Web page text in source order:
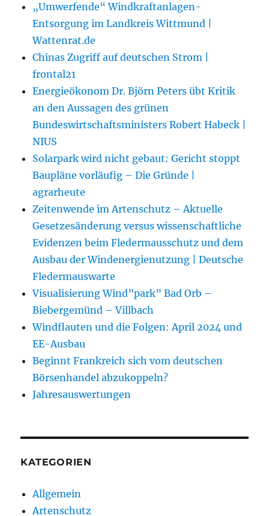
„Umwerfende“ Windkraftanlagen-
Entsorgung im Landkreis Wittmund |
Wattenrat.de
Chinas Zugriff auf deutschen Strom |
frontal21
Energieökonom Dr. Björn Peters übt Kritik
an den Aussagen des grünen
Bundeswirtschaftsministers Robert Habeck |
NIUS
Solarpark wird nicht gebaut: Gericht stoppt
Baupläne vorläufig – Die Gründe |
agrarheute
Zeitenwende im Artenschutz – Aktuelle
Gesetzesänderung versus wissenschaftliche
Evidenzen beim Fledermausschutz und dem
Ausbau der Windenergienutzung | Deutsche
Fledermauswarte
Visualisierung Wind”park” Bad Orb –
Biebergemünd – Villbach
Windflauten und die Folgen: April 2024 und
EE-Ausbau
Beginnt Frankreich sich vom deutschen
Börsenhandel abzukoppeln?
Jahresauswertungen
KATEGORIEN
Allgemein
Artenschutz